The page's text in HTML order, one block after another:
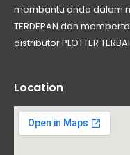
membantu anda dalam
TERDEPAN dan
distributor PLOTTER
Location